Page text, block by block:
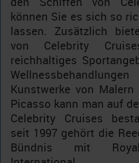
können Sie es sich so
lassen. Zusätzlich
von Celebrity
reichhaltiges
Kunstwerke von Malern
Picasso kann man auf
Celebrity Cruises
seit 1997 gehört die
Bündnis mit